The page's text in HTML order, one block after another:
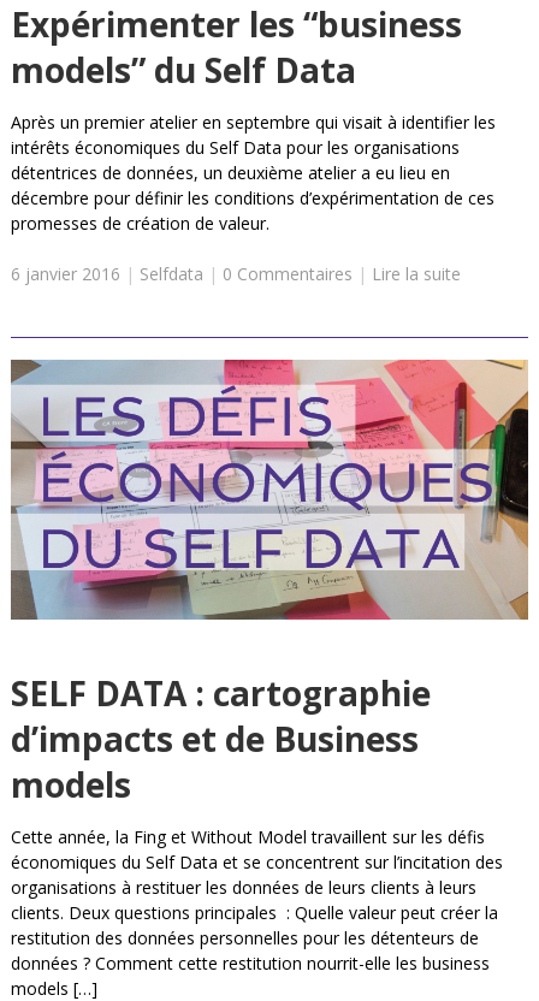
Expérimenter les “business
models” du Self Data
Après un premier atelier en septembre qui visait à identifier les
intérêts économiques du Self Data pour les organisations
détentrices de données, un deuxième atelier a eu lieu en
décembre pour définir les conditions d’expérimentation de ces
promesses de création de valeur.
6 janvier 2016 | Selfdata | 0 Commentaires | Lire la suite
SELF DATA : cartographie
d’impacts et de Business
models
Cette année, la Fing et Without Model travaillent sur les défis
économiques du Self Data et se concentrent sur l’incitation des
organisations à restituer les données de leurs clients à leurs
clients. Deux questions principales : Quelle valeur peut créer la
restitution des données personnelles pour les détenteurs de
données ? Comment cette restitution nourrit-elle les business
models […]